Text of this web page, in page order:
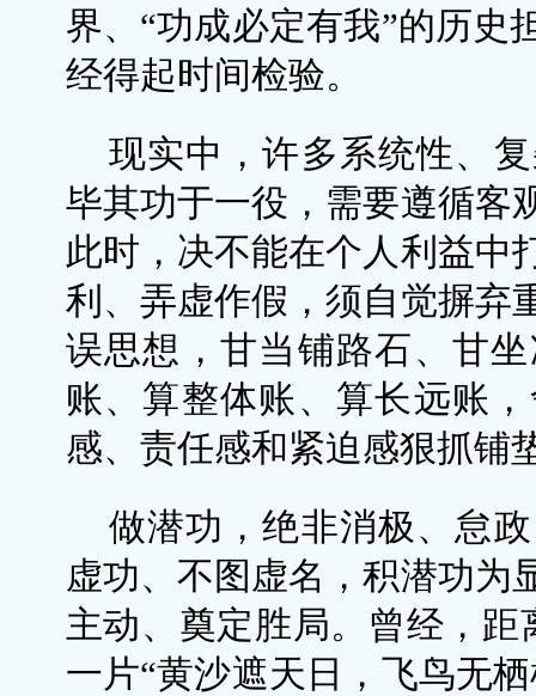
界、“功成必定有我”的历史
经得起时间检验。
现实中，许多系统性、
毕其功于一役，需要遵循客
此时，决不能在个人利益中
利、弄虚作假，须自觉摒弃
误思想，甘当铺路石、甘
账、算整体账、算长远账
感、责任感和紧迫感狠抓铺
做潜功，绝非消极、怠
虚功、不图虚名，积潜功为
主动、奠定胜局。曾经，
一片“黄沙遮天日，飞鸟无